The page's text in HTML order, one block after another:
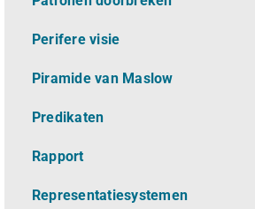
Perifere visie
Piramide van Maslow
Predikaten
Rapport
Representatiesystemen